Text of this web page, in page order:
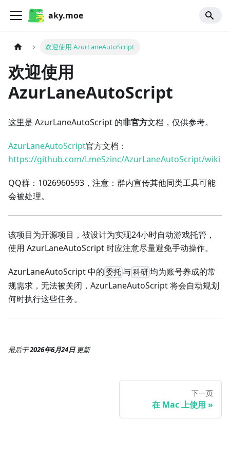
aky.moe
欢迎使用 AzurLaneAutoScript
欢迎使用
AzurLaneAutoScript
这里是 AzurLaneAutoScript 的非官方文档，仅供参考。
AzurLaneAutoScript官方文档：
https://github.com/LmeSzinc/AzurLaneAutoScript/wiki
QQ群：1026960593，注意：群内宣传其他同类工具可能
会被处理。
该项目为开源项目，被设计为实现24小时自动游戏托管，
使用 AzurLaneAutoScript 时应注意尽量避免手动操作。
AzurLaneAutoScript 中的 委托与 科研均为账号养成的常
规需求，无法被关闭，AzurLaneAutoScript 将会自动规划
何时执行这些任务。
最后于2026年6月24日 更新
下一页
在 Mac 上使用